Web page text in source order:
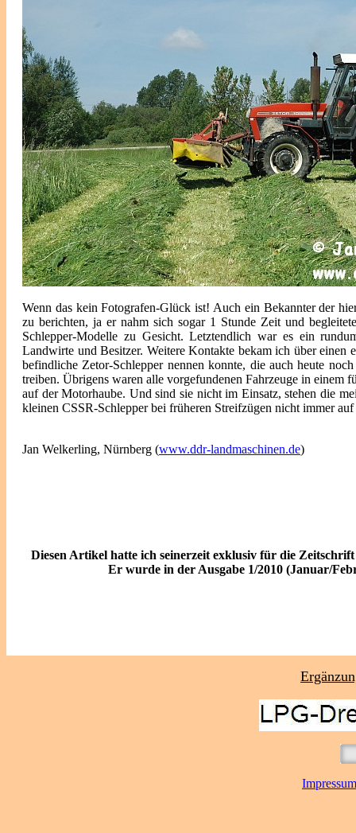
Wenn das kein Fotografen-Glück ist! Auch ein Bekannter der
zu berichten, ja er nahm sich sogar 1 Stunde Zeit und
Schlepper-Modelle zu Gesicht. Letztendlich war es ein
Landwirte und Besitzer. Weitere Kontakte bekam ich über
befindliche Zetor-Schlepper nennen konnte, die auch heute
treiben. Übrigens waren alle vorgefundenen Fahrzeuge in
auf der Motorhaube. Und sind sie nicht im Einsatz, stehen die
kleinen CSSR-Schlepper bei früheren Streifzügen nicht immer
Jan Welkerling, Nürnberg (www.ddr-landmaschinen.de)
Diesen Artikel hatte ich seinerzeit exklusiv für die
Er wurde in der Ausgabe 1/2010 (Januar/
Impressum